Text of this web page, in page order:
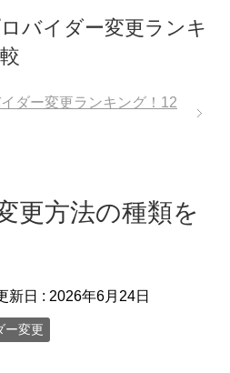
ロバイダー変更ランキ
ダー変更ランキング！12
更方法の種類を
新日 : 2026年6月24日
ー変更